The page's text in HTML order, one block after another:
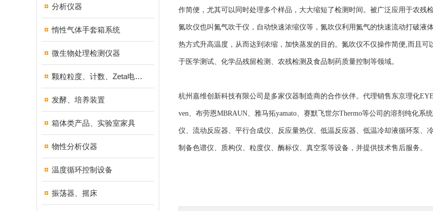
分析仪器
惰性气体手套箱系统
微生物处理检测仪器
颗粒粒度、计数、Zeta电位分析仪器
发酵、培养装置
箱体类产品、实验室家具
物性分析仪器
温度循环控制设备
振荡器、摇床
作简便，尤其可以同时处理多个样品，大大缩短了检测时间。被广泛应用于农残
氮吹仪也叫氮气吹干仪，自动快速浓缩仪等，氮吹仪利用氮气的快速流动打破
热方式升高温度，从而达到浓缩，加快蒸发的目的。氮吹仪不仅操作简便,而且
于医学测试、化学品残留检测、农残检测及食品制药质量控制等领域。
杭州嘉维创新科技有限公司是多家仪器制造商的合作伙伴。代理销售东京理化
ven、布劳恩MBRAUN、雅马拓yamato、赛默飞世尔Thermo等公司的溶剂纯化
仪、流动反应器、平行合成仪、反应量热仪、低温反应器、低温冷却液循环泵、
制备色谱仪、质构仪、粒度仪、酶标仪、真空泵等设备，并提供技术售后服务。